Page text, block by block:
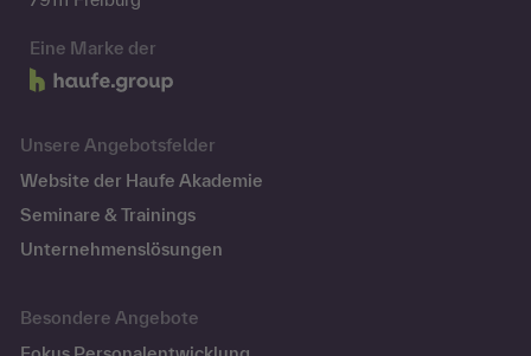
Eine Marke der
Unsere Angebotsfelder
Website der Haufe Akademie
Seminare & Trainings
Unternehmenslösungen
Besondere Angebote